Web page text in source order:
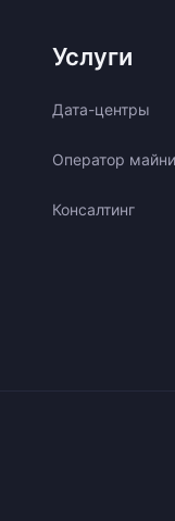
Услуги
Дата-центры
Оператор
Консалтинг